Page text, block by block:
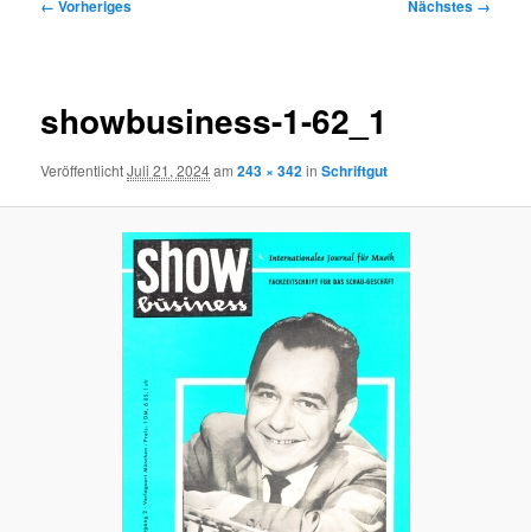
← Vorheriges Nächstes →
showbusiness-1-62_1
VeröffentlichtJuli 21, 2024am243 × 342inSchriftgut